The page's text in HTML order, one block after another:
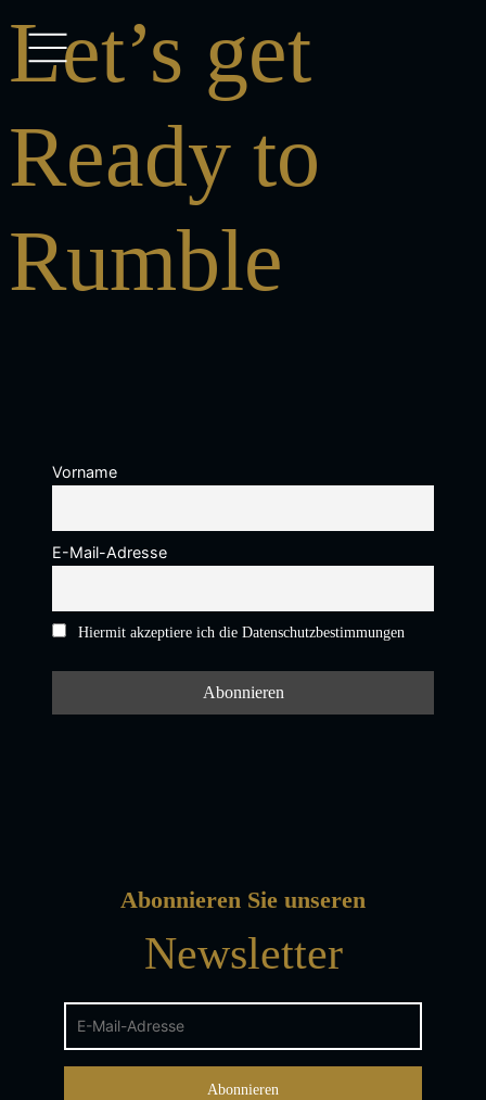
Let’s get
Ready to
Rumble
Vorname
E-Mail-Adresse
Hiermit akzeptiere ich die Datenschutzbestimmungen
Abonnieren Sie unseren
Newsletter